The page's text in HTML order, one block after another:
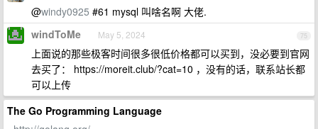
@windy0925 #61 mysql 叫啥名啊 大佬.
75
windToMe May 5, 2024
上面说的那些极客时间很多很低价格都可以买到，没必要到官网
去买了： https://moreit.club/?cat=10 ，没有的话，联系站长都
可以上传
The Go Programming Language